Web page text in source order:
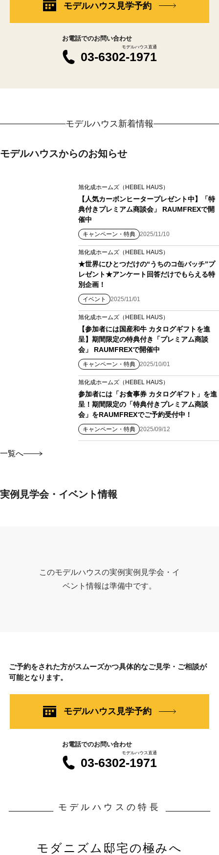
モデルハウス見学予約
お電話でのお問い合わせ
03-6302-1971
モデルハウス直通
モデルハウス新着情報
モデルハウスからのお知らせ
旭化成ホームズ（HEBEL HAUS）
【人気カーボンヒータープレゼント中】「特
典付きプレミアム商談会」 RAUMFREXで開
催中
キャンペーン・特典 2025/11/10
旭化成ホームズ（HEBEL HAUS）
★世界にひとつだけの“うちのコ缶バッチ”プ
レゼント★アンケート回答だけでもらえる特
別企画！
イベント 2025/11/01
旭化成ホームズ（HEBEL HAUS）
【参加者には国産和牛 カタログギフトを進
呈】期間限定の特典付き「プレミアム商談
会」 RAUMFREXで開催中
キャンペーン・特典 2025/10/01
旭化成ホームズ（HEBEL HAUS）
参加者には「お食事券 カタログギフト」を進
呈！期間限定の「特典付きプレミアム商談
会」をRAUMFREXでご予約受付中！
キャンペーン・特典 2025/09/12
一覧へ
実例見学会・イベント情報
このモデルハウスの実例実例見学会・イ
ベント情報は準備中です。
ご予約をされた方がスムーズかつ具体的なご見学・ご相談が
可能となります。
モデルハウス見学予約
お電話でのお問い合わせ
03-6302-1971
モデルハウス直通
モデルハウスの特長
モダニズム邸宅の極みへ